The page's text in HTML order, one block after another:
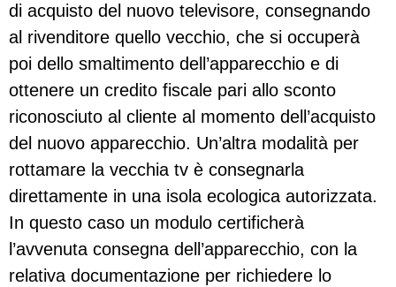
di acquisto del nuovo televisore, consegnando
al rivenditore quello vecchio, che si occuperà
poi dello smaltimento dell’apparecchio e di
ottenere un credito fiscale pari allo sconto
riconosciuto al cliente al momento dell’acquisto
del nuovo apparecchio. Un’altra modalità per
rottamare la vecchia tv è consegnarla
direttamente in una isola ecologica autorizzata.
In questo caso un modulo certificherà
l’avvenuta consegna dell’apparecchio, con la
relativa documentazione per richiedere lo